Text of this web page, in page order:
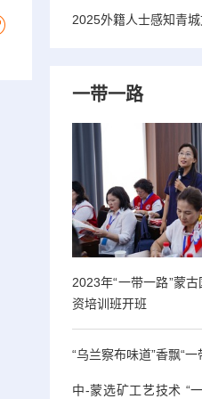
2025外籍人士感知青
一带一路
2023年“一带一路”蒙
资培训班开班
“乌兰察布味道”香飘“一
中-蒙选矿工艺技术 “